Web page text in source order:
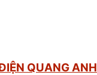
QUANG ANH